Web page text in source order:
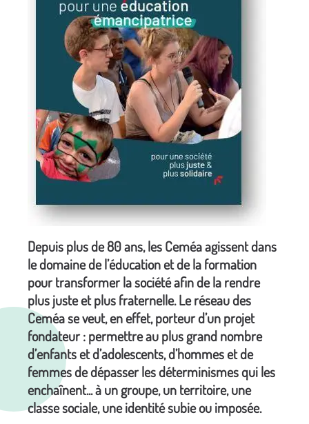
Depuis plus de 80 ans, les Ceméa agissent dans
le domaine de l’éducation et de la formation
pour transformer la société afin de la rendre
plus juste et plus fraternelle. Le réseau des
Ceméa se veut, en effet, porteur d’un projet
fondateur : permettre au plus grand nombre
d’enfants et d’adolescents, d’hommes et de
femmes de dépasser les déterminismes qui les
enchaînent... à un groupe, un territoire, une
classe sociale, une identité subie ou imposée.